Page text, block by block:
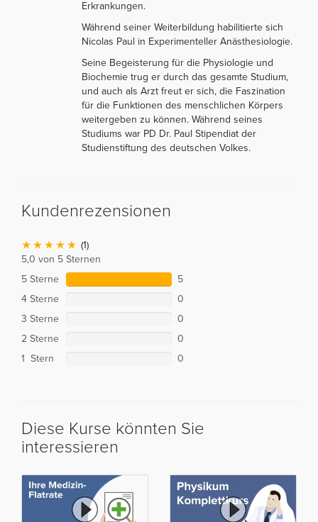
Erkrankungen.
Während seiner Weiterbildung habilitierte sich
Nicolas Paul in Experimenteller Anästhesiologie.
Seine Begeisterung für die Physiologie und
Biochemie trug er durch das gesamte Studium,
und auch als Arzt freut er sich, die Faszination
für die Funktionen des menschlichen Körpers
weitergeben zu können. Während seines
Studiums war PD Dr. Paul Stipendiat der
Studienstiftung des deutschen Volkes.
Kundenrezensionen
(1)
5,0 von 5 Sternen
5 Sterne
5
4 Sterne
0
3 Sterne
0
2 Sterne
0
1 Stern
0
Diese Kurse könnten Sie
interessieren